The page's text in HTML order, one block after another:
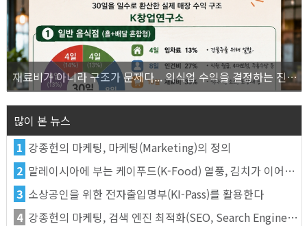
재료비가 아니라 구조가 문제다... 외식업 수익을 결정하는 진짜 숫자의 비밀
많이 본 뉴스
1 강종헌의 마케팅, 마케팅(Marketing)의 정의
2 말레이시아에 부는 케이푸드(K-Food) 열풍, 김치가 이어간다
3 소상공인을 위한 전자출입명부(KI-Pass)를 활용한다
4 강종헌의 마케팅, 검색 엔진 최적화(SEO, Search Engine Optimization)란